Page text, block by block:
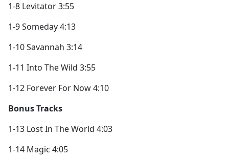
1-8 Levitator 3:55
1-9 Someday 4:13
1-10 Savannah 3:14
1-11 Into The Wild 3:55
1-12 Forever For Now 4:10
Bonus Tracks
1-13 Lost In The World 4:03
1-14 Magic 4:05